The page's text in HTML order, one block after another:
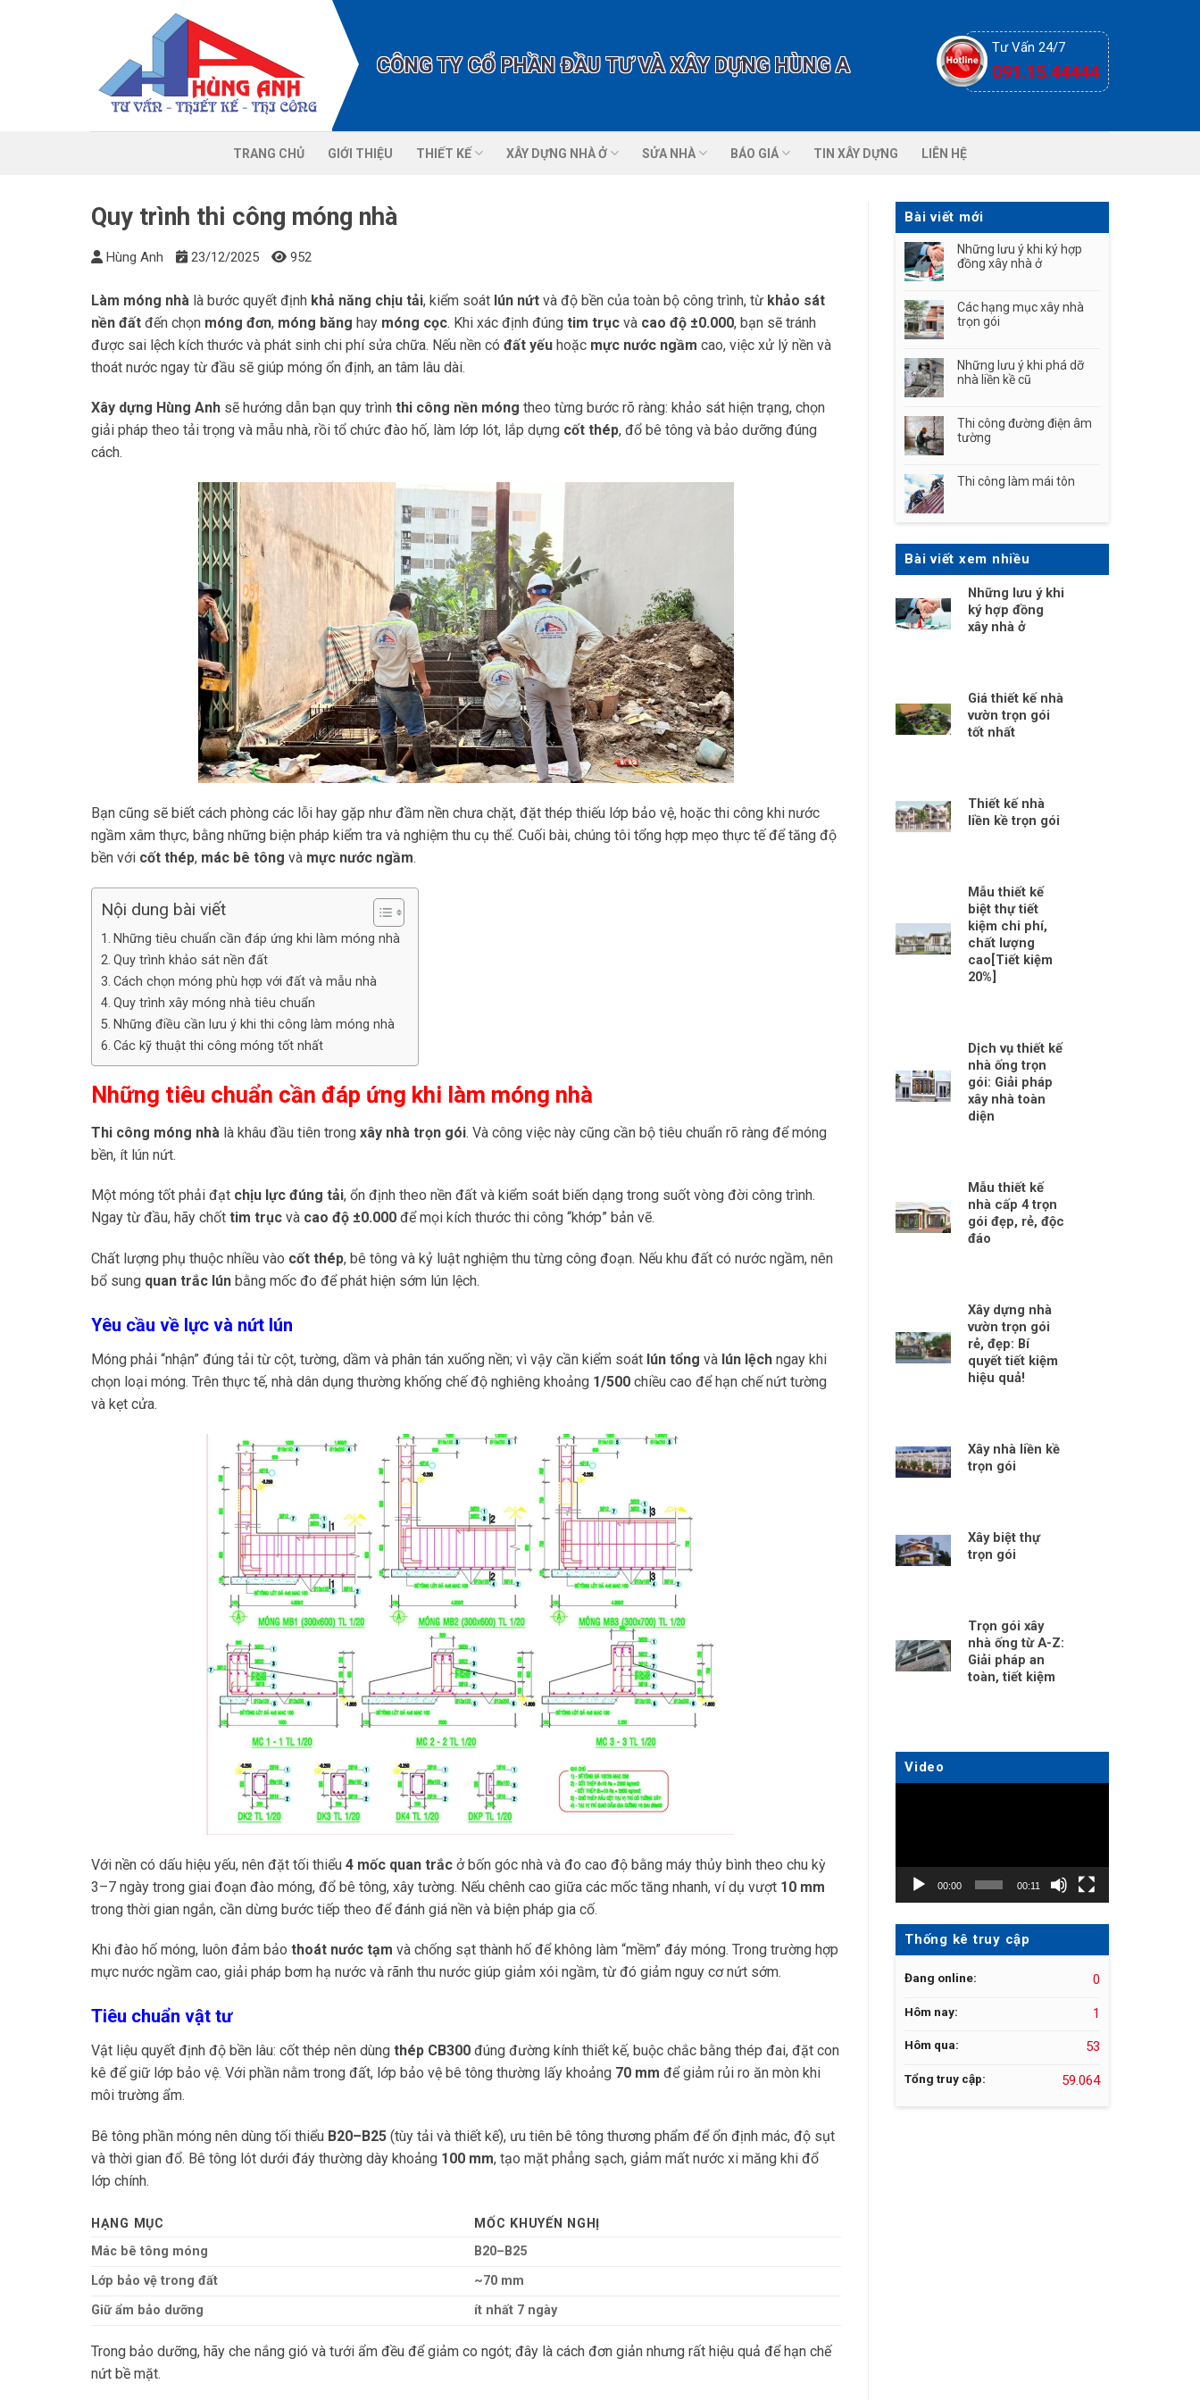
C
Tư Vấn 24/7
091.15.44444
TRANG CHỦ GIỚI THIỆU THIẾT KẾ XÂY DỰNG NHÀ Ở SỬA NHÀ BÁO GIÁ TIN XÂY DỰNG LIÊN HỆ
Quy trình thi công móng nhà
Hùng Anh 23/12/2025 952
Làm móng nhà là bước quyết định khả năng chịu tải, kiểm soát lún nứt và độ bền của toàn bộ công trình, từ khảo sát
nền đất đến chọn móng đơn, móng băng hay móng cọc. Khi xác định đúng tim trục và cao độ ±0.000, bạn sẽ tránh
được sai lệch kích thước và phát sinh chi phí sửa chữa. Nếu nền có đất yếu hoặc mực nước ngầm cao, việc xử lý nền và
thoát nước ngay từ đầu sẽ giúp móng ổn định, an tâm lâu dài.
Xây dựng Hùng Anh sẽ hướng dẫn bạn quy trình thi công nền móng theo từng bước rõ ràng: khảo sát hiện trạng, chọn
giải pháp theo tải trọng và mẫu nhà, rồi tổ chức đào hố, làm lớp lót, lắp dựng cốt thép, đổ bê tông và bảo dưỡng đúng
cách.
Bạn cũng sẽ biết cách phòng các lỗi hay gặp như đầm nền chưa chặt, đặt thép thiếu lớp bảo vệ, hoặc thi công khi nước
ngầm xâm thực, bằng những biện pháp kiểm tra và nghiệm thu cụ thể. Cuối bài, chúng tôi tổng hợp mẹo thực tế để tăng độ
bền với cốt thép, mác bê tông và mực nước ngầm.
Nội dung bài viết
Những tiêu chuẩn cần đáp ứng khi làm móng nhà
Quy trình khảo sát nền đất
Cách chọn móng phù hợp với đất và mẫu nhà
Quy trình xây móng nhà tiêu chuẩn
Những điều cần lưu ý khi thi công làm móng nhà
Các kỹ thuật thi công móng tốt nhất
Những tiêu chuẩn cần đáp ứng khi làm móng nhà
Thi công móng nhà là khâu đầu tiên trong xây nhà trọn gói. Và công việc này cũng cần bộ tiêu chuẩn rõ ràng để móng
bền, ít lún nứt.
Một móng tốt phải đạt chịu lực đúng tải, ổn định theo nền đất và kiểm soát biến dạng trong suốt vòng đời công trình.
Ngay từ đầu, hãy chốt tim trục và cao độ ±0.000 để mọi kích thước thi công “khớp” bản vẽ.
Chất lượng phụ thuộc nhiều vào cốt thép, bê tông và kỷ luật nghiệm thu từng công đoạn. Nếu khu đất có nước ngầm, nên
bổ sung quan trắc lún bằng mốc đo để phát hiện sớm lún lệch.
Yêu cầu về lực và nứt lún
Móng phải “nhận” đúng tải từ cột, tường, dầm và phân tán xuống nền; vì vậy cần kiểm soát lún tổng và lún lệch ngay khi
chọn loại móng. Trên thực tế, nhà dân dụng thường khống chế độ nghiêng khoảng 1/500 chiều cao để hạn chế nứt tường
và kẹt cửa.
Với nền có dấu hiệu yếu, nên đặt tối thiểu 4 mốc quan trắc ở bốn góc nhà và đo cao độ bằng máy thủy bình theo chu kỳ
3–7 ngày trong giai đoạn đào móng, đổ bê tông, xây tường. Nếu chênh cao giữa các mốc tăng nhanh, ví dụ vượt 10 mm
trong thời gian ngắn, cần dừng bước tiếp theo để đánh giá nền và biện pháp gia cố.
Khi đào hố móng, luôn đảm bảo thoát nước tạm và chống sạt thành hố để không làm “mềm” đáy móng. Trong trường hợp
mực nước ngầm cao, giải pháp bơm hạ nước và rãnh thu nước giúp giảm xói ngầm, từ đó giảm nguy cơ nứt sớm.
Tiêu chuẩn vật tư
Vật liệu quyết định độ bền lâu: cốt thép nên dùng thép CB300 đúng đường kính thiết kế, buộc chắc bằng thép đai, đặt con
kê để giữ lớp bảo vệ. Với phần nằm trong đất, lớp bảo vệ bê tông thường lấy khoảng 70 mm để giảm rủi ro ăn mòn khi
môi trường ẩm.
Bê tông phần móng nên dùng tối thiểu B20–B25 (tùy tải và thiết kế), ưu tiên bê tông thương phẩm để ổn định mác, độ sụt
và thời gian đổ. Bê tông lót dưới đáy thường dày khoảng 100 mm, tạo mặt phẳng sạch, giảm mất nước xi măng khi đổ
lớp chính.
HẠNG MỤC
MỐC KHUYẾN NGHỊ
Mác bê tông móng
B20–B25
Lớp bảo vệ trong đất
~70 mm
Giữ ẩm bảo dưỡng
ít nhất 7 ngày
Trong bảo dưỡng, hãy che nắng gió và tưới ẩm đều để giảm co ngót; đây là cách đơn giản nhưng rất hiệu quả để hạn chế
nứt bề mặt.
Bài viết mới
Những lưu ý khi ký hợp
đồng xây nhà ở
Các hạng mục xây nhà
trọn gói
Những lưu ý khi phá dỡ
nhà liền kề cũ
Thi công đường điện âm
tường
Thi công làm mái tôn
Bài viết xem nhiều
Những lưu ý khi
ký hợp đồng
xây nhà ở
Giá thiết kế nhà
vườn trọn gói
tốt nhất
Thiết kế nhà
liền kề trọn gói
Mẫu thiết kế
biệt thự tiết
kiệm chi phí,
chất lượng
cao[Tiết kiệm
20%]
Dịch vụ thiết kế
nhà ống trọn
gói: Giải pháp
xây nhà toàn
diện
Mẫu thiết kế
nhà cấp 4 trọn
gói đẹp, rẻ, độc
đáo
Xây dựng nhà
vườn trọn gói
rẻ, đẹp: Bí
quyết tiết kiệm
hiệu quả!
Xây nhà liền kề
trọn gói
Xây biệt thự
trọn gói
Trọn gói xây
nhà ống từ A-Z:
Giải pháp an
toàn, tiết kiệm
Video
00:00 00:11
Thống kê truy cập
Đang online: 0
Hôm nay: 1
Hôm qua: 53
Tổng truy cập: 59.064